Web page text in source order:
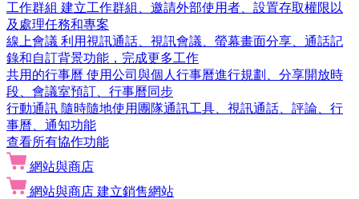
工作群組 建立工作群組、邀請外部使用者、設置存取權限以
及處理任務和專案
線上會議 利用視訊通話、視訊會議、螢幕畫面分享、通話記
錄和自訂背景功能，完成更多工作
共用的行事曆 使用公司與個人行事曆進行規劃、分享開放時
段、會議室預訂、行事曆同步
行動通訊 隨時隨地使用團隊通訊工具、視訊通話、評論、行
事曆、通知功能
查看所有協作功能
網站與商店
網站與商店 建立銷售網站